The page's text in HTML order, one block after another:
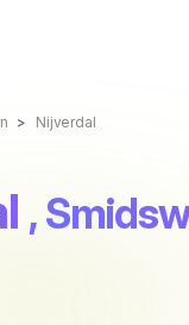
Nijverdal
,